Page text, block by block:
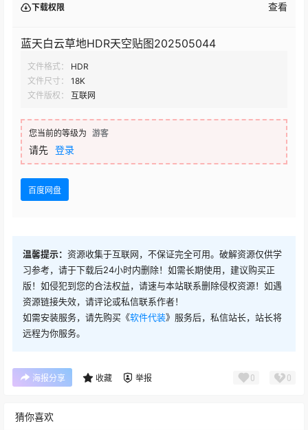
下载权限 查看
蓝天白云草地HDR天空贴图202505044
文件格式：
HDR
文件尺寸：
18K
文件版权：
互联网
您当前的等级为 游客
请先 登录
百度网盘
温馨提示： 资源收集于互联网，不保证完全可用。破解资源仅供学
习参考，请于下载后24小时内删除！如需长期使用，建议购买正
版！如侵犯到您的合法权益，请速与本站联系删除侵权资源！如遇
资源链接失效，请评论或私信联系作者！
如需安装服务，请先购买《软件代装》服务后，私信站长，站长将
远程为你服务。
海报分享 收藏 举报 0 0
猜你喜欢